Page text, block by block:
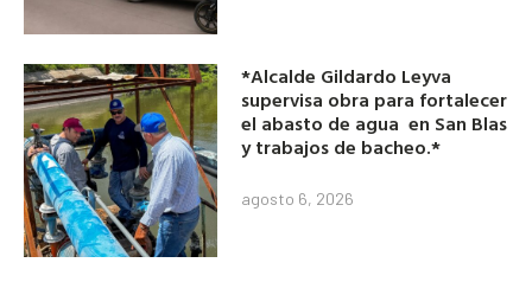
*Alcalde Gildardo Leyva
supervisa obra para fortalecer
el abasto de agua en San Blas
y trabajos de bacheo.*
agosto 6, 2026